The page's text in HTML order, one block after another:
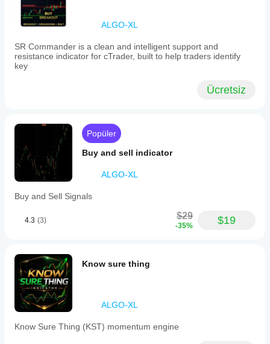
dair
olun!
Windows
ve Mac'te
mevcuttur.
Çeşitli
piyasa
koşullarında
davrandığını
anlamak
için
dönemlere
uygulayın.
Gösterge
parametrelerini
mıyım?
Evet, göstergeyi
ALGO-XL
SR Commander is a clean and intelligent support and
resistance indicator for cTrader, built to help traders identify
key
Ücretsiz
Popüler
Buy and sell indicator
ALGO-XL
Buy and Sell Signals
4.3 (3) $29
-35% $19
Know sure thing
ALGO-XL
Know Sure Thing (KST) momentum engine